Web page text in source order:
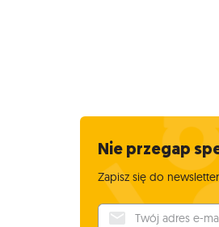
Nie przegap
Zapisz się do
Twój adres e-mail